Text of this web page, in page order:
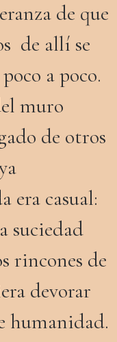
de que
de allí se
a poco.
muro
de otros
era casual:
suciedad
rincones de
devorar
humanidad.